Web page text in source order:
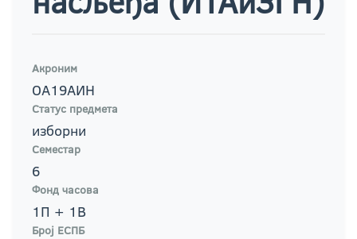
Акроним
ОА19АИН
Статус предмета
изборни
Семестар
6
Фонд часова
1П + 1В
Број ЕСПБ